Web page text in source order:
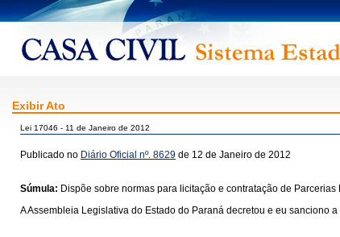
Exibir Ato
Lei 17046 - 11 de Janeiro de 2012
Publicado no Diário Oficial nº. 8629 de 12 de Janeiro de 2012
Súmula: Dispõe sobre normas para licitação e contratação de
A Assembleia Legislativa do Estado do Paraná decretou e eu sanciono